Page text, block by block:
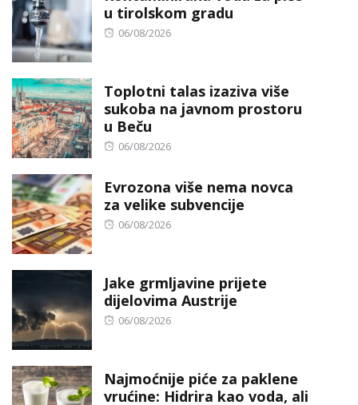
u tirolskom gradu
Posted
06/08/2026
Toplotni talas izaziva više
sukoba na javnom prostoru
u Beču
Posted
06/08/2026
Evrozona više nema novca
za velike subvencije
Posted
06/08/2026
Jake grmljavine prijete
dijelovima Austrije
Posted
06/08/2026
Najmoćnije piće za paklene
vrućine: Hidrira kao voda, ali